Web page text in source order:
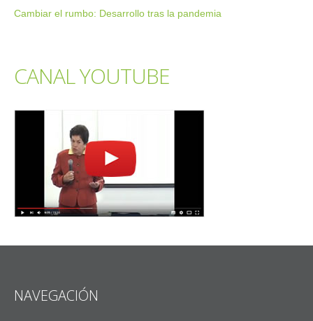
Cambiar el rumbo: Desarrollo tras la pandemia
CANAL YOUTUBE
NAVEGACIÓN